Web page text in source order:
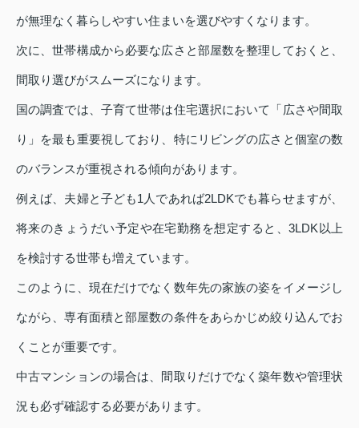
が無理なく暮らしやすい住まいを選びやすくなります。
次に、世帯構成から必要な広さと部屋数を整理しておくと、
間取り選びがスムーズになります。
国の調査では、子育て世帯は住宅選択において「広さや間取
り」を最も重要視しており、特にリビングの広さと個室の数
のバランスが重視される傾向があります。
例えば、夫婦と子ども1人であれば2LDKでも暮らせますが、
将来のきょうだい予定や在宅勤務を想定すると、3LDK以上
を検討する世帯も増えています。
このように、現在だけでなく数年先の家族の姿をイメージし
ながら、専有面積と部屋数の条件をあらかじめ絞り込んでお
くことが重要です。
中古マンションの場合は、間取りだけでなく築年数や管理状
況も必ず確認する必要があります。